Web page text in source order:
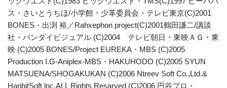
ス・さいとうちほ/小学館・少革委員会・テレビ東京(C)2001
BONES・出渕 裕／Rahxephon project(C)2001鶴田謙二/講談
社・バンダイビジュアル (C)2004 テレビ朝日・東映ＡＧ・東
映 (C)2005 BONES/Project EUREKA・MBS (C)2005
Production I.G-Aniplex-MBS・HAKUHODO (C)2005 SYUN
MATSUENA/SHOGAKUKAN (C)2006 Ntreev Soft Co.,Ltd.&
HanbitSoft lnc.ALL Rights Resarved (C)2006 円谷プロ・